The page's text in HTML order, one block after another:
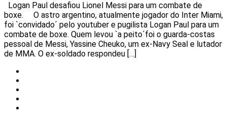
Logan Paul desafiou Lionel Messi para um combate de
boxe. O astro argentino, atualmente jogador do Inter Miami,
foi `convidado´ pelo youtuber e pugilista Logan Paul para um
combate de boxe. Quem levou `a peito´foi o guarda-costas
pessoal de Messi, Yassine Cheuko, um ex-Navy Seal e lutador
de MMA. O ex-soldado respondeu […]